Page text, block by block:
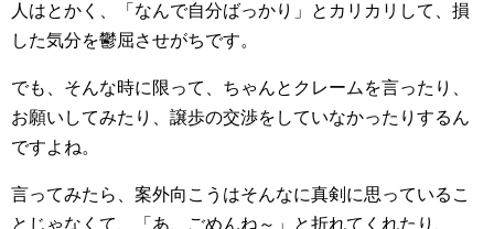
人はとかく、「なんで自分ばっかり」とカリカリして、損
した気分を鬱屈させがちです。
でも、そんな時に限って、ちゃんとクレームを言ったり、
お願いしてみたり、譲歩の交渉をしていなかったりするん
ですよね。
言ってみたら、案外向こうはそんなに真剣に思っているこ
とじゃなくて、「あ、ごめんね～」と折れてくれたり、